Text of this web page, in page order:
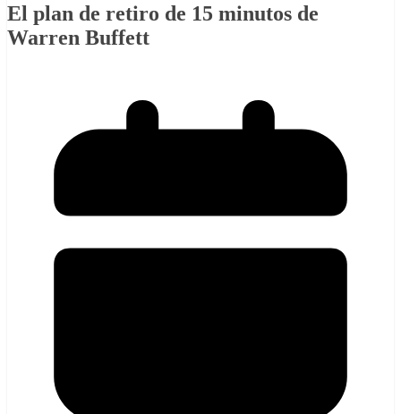
El plan de retiro de 15 minutos de
Warren Buffett